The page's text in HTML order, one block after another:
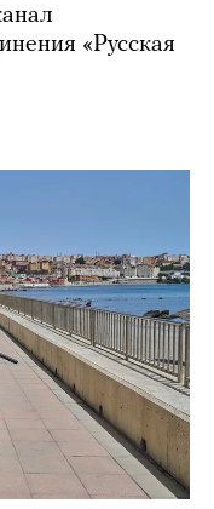
«Русская